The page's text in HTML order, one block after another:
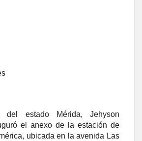
del estado Mérida, Jehyson
el anexo de la estación de
ubicada en la avenida Las